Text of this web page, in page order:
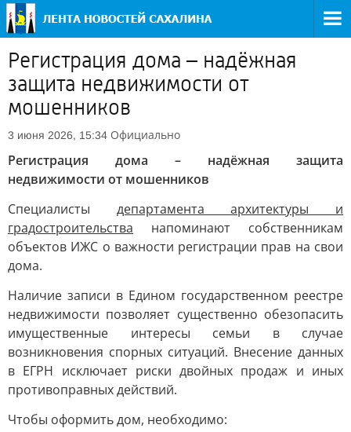
Регистрация дома – надёжная
защита недвижимости от
мошенников
3 июня 2026, 15:34 Официально
Регистрация дома – надёжная защита
недвижимости от мошенников
Специалисты департамента архитектуры и
градостроительства напоминают собственникам
объектов ИЖС о важности регистрации прав на свои
дома.
Наличие записи в Едином государственном реестре
недвижимости позволяет существенно обезопасить
имущественные интересы семьи в случае
возникновения спорных ситуаций. Внесение данных
в ЕГРН исключает риски двойных продаж и иных
противоправных действий.
Чтобы оформить дом, необходимо: